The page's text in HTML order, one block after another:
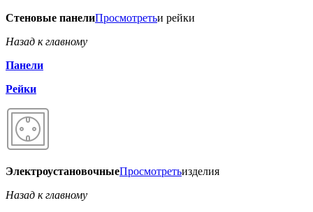
Стеновые панелиПросмотретьи рейки
Назад к главному
Панели
Рейки
ЭлектроустановочныеПросмотретьизделия
Назад к главному